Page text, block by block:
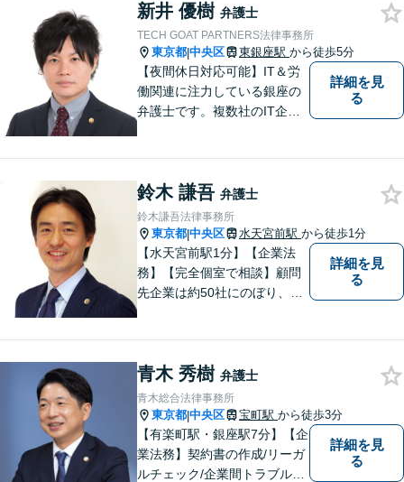
だけわかりやすくご説明いた
します。
新井 優樹 弁護士
TECH GOAT PARTNERS法律事務所
東京都|中央区 東銀座駅 から徒歩5分
【夜間休日対応可能】IT＆労
働関連に注力している銀座の
弁護士です。複数社のIT企業
詳細を見
る
鈴木 謙吾 弁護士
鈴木謙吾法律事務所
東京都|中央区 水天宮前駅 から徒歩1分
【水天宮前駅1分】【企業法
務】【完全個室で相談】顧問
先企業は約50社にのぼり、業
役や監査役としての経営支援
も行い、実務に即した助言が
可能です。
詳細を見
る
青木 秀樹 弁護士
青木総合法律事務所
東京都|中央区 宝町駅 から徒歩3分
【有楽町駅・銀座駅7分】【企
業法務】契約書の作成/リーガ
ルチェック/企業間トラブルな
詳細を見
る